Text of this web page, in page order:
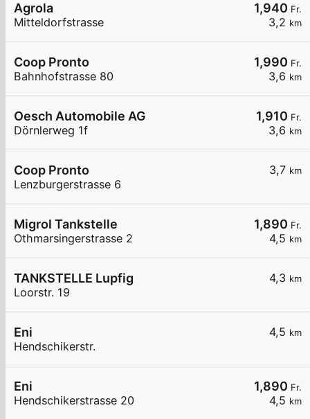
1,940 Fr.
3,2 km
Agrola
Mitteldorfstrasse
1,990 Fr.
3,6 km
Coop Pronto
Bahnhofstrasse 80
1,910 Fr.
3,6 km
Oesch Automobile AG
Dörnlerweg 1f
3,7 km
Coop Pronto
Lenzburgerstrasse 6
1,890 Fr.
4,5 km
Migrol Tankstelle
Othmarsingerstrasse 2
4,3 km
TANKSTELLE Lupfig
Loorstr. 19
4,5 km
Eni
Hendschikerstr.
1,890 Fr.
4,5 km
Eni
Hendschikerstrasse 20